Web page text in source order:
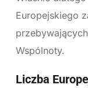
Europejskiego
Wspólnoty.
Liczba